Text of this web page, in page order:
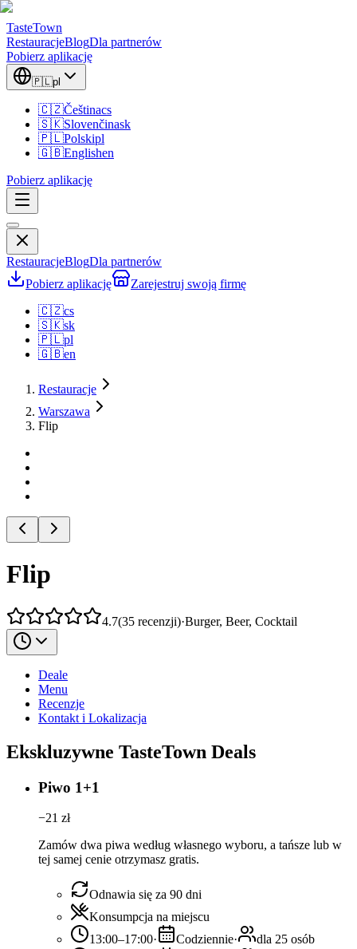
TasteTown
RestauracjeBlogDla partnerów
Pobierz aplikację
🇵🇱pl
🇨🇿Češtinacs
🇸🇰Slovenčinask
🇵🇱Polskipl
🇬🇧Englishen
Pobierz aplikację
RestauracjeBlogDla partnerów
Pobierz aplikację
Zarejestruj swoją firmę
🇨🇿cs
🇸🇰sk
🇵🇱pl
🇬🇧en
Restauracje
Warszawa
Flip
Flip
4.7(35 recenzji)·Burger, Beer, Cocktail
Deale
Menu
Recenzje
Kontakt i Lokalizacja
Ekskluzywne TasteTown Deals
Piwo 1+1
−21 zł
Zamów dwa piwa według własnego wyboru, a tańsze lub w
tej samej cenie otrzymasz gratis.
Odnawia się za 90 dni
Konsumpcja na miejscu
13:00–17:00· Codziennie·
dla 25 osób